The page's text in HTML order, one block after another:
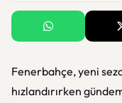
Fenerbahçe, yeni
hızlandırırken